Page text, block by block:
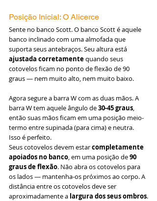
Posição Inicial: O Alicerce
Sente no banco Scott. O banco Scott é aquele
banco inclinado com uma almofada que
suporta seus antebraços. Seu altura está
ajustada corretamente quando seus
cotovelos ficam no ponto de flexão de 90
graus — nem muito alto, nem muito baixo.
Agora segure a barra W com as duas mãos. A
barra W tem aquele ângulo de 30-45 graus,
então suas mãos ficam em uma posição meio-
termo entre supinada (para cima) e neutra.
Isso é perfeito.
Seus cotovelos devem estar completamente
apoiados no banco, em uma posição de 90
graus de flexão. Não abra os cotovelos para
os lados — mantenha-os próximos ao corpo. A
distância entre os cotovelos deve ser
aproximadamente a largura dos seus ombros.